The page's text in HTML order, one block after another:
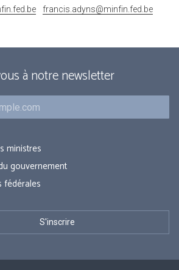
francis.adyns@minfin.fed.be
à notre newsletter
ministres
gouvernement
fédérales